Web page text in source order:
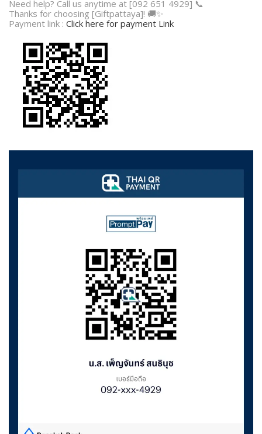
Need help? Call us anytime at [092 651 4929] 📞
Thanks for choosing [Giftpattaya]! 🚚✨
Payment link : Click here for payment Link